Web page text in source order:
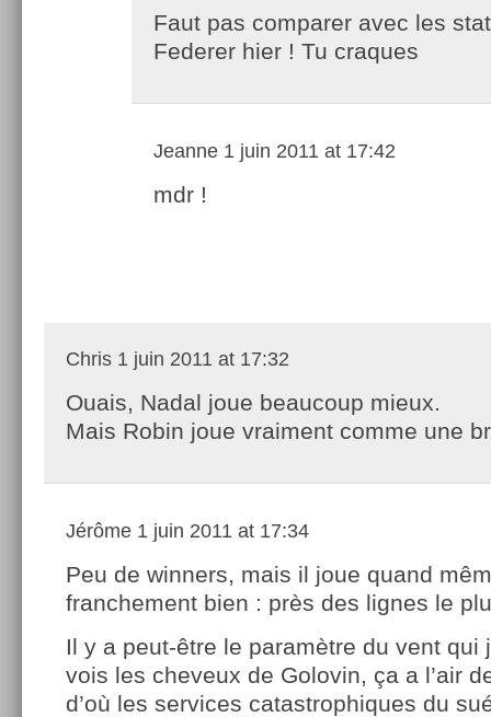
Faut pas comparer avec les
Federer hier ! Tu craques
Jeanne 1 juin 2011 at 17:42
mdr !
Chris 1 juin 2011 at 17:32
Ouais, Nadal joue beaucoup mieux.
Mais Robin joue vraiment comme une
Jérôme 1 juin 2011 at 17:34
Peu de winners, mais il joue quand
franchement bien : près des lignes le
Il y a peut-être le paramètre du vent qui
vois les cheveux de Golovin, ça a l’air
d’où les services catastrophiques du